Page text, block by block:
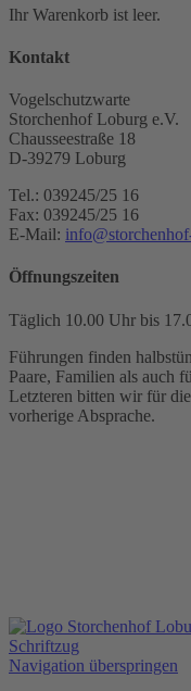
Ihr Warenkorb ist leer.
Kontakt
Vogelschutzwarte
Storchenhof Loburg e.V.
Chausseestraße 18
D-39279 Loburg
Tel.: 039245/25 16
Fax: 039245/25 16
E-Mail:
Öffnungszeiten
Täglich 10.00 Uhr bis
Führungen finden
Paare, Familien als auch
Letzteren bitten wir für
vorherige Absprache.
Navigation überspringen